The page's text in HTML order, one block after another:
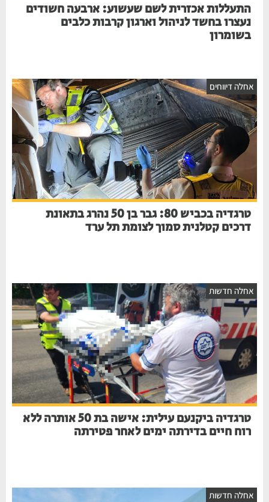
התעללות אכזרית לשם שעשוע: ארבעה חשודים
נעצרו בחשד לניהול וארגון קרבות כלבים
בשומרון
דיווחים
טרגדיה בכביש 80: גבר בן 50 נהרג בתאונת
דרכים קטלנית סמוך לצומת תל ערד
חדשות
טרגדיה ביקנעם עילית: אישה בת 50 אותרה ללא
רוח חיים בדירתה ימים לאחר פטירתה
חדשות